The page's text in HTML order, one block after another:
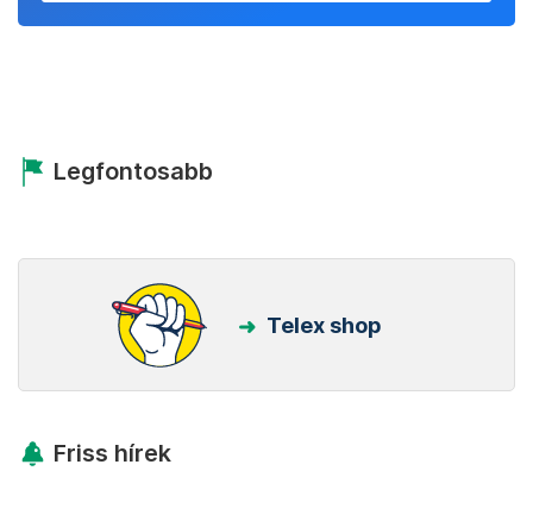
Legfontosabb
Telex shop
Friss hírek